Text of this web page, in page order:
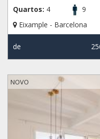
Quartos: 4 9
Eixample - Barcelona
de
NOVO